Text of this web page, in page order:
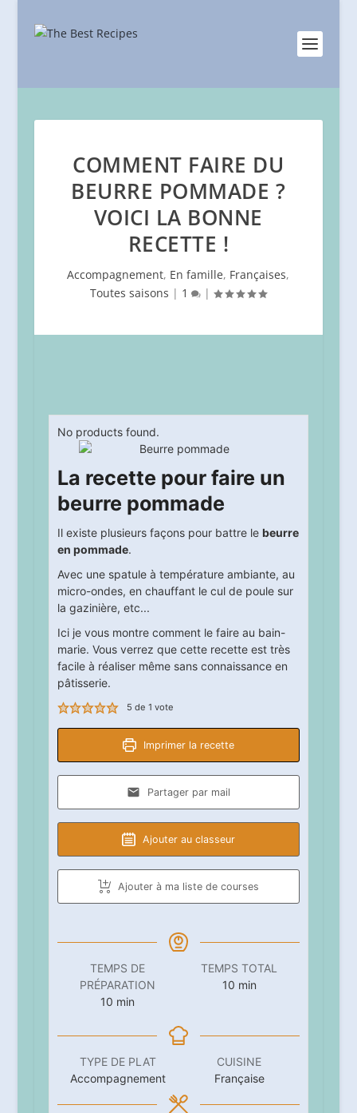
COMMENT FAIRE DU
BEURRE POMMADE ?
VOICI LA BONNE
RECETTE !
Accompagnement, En famille, Françaises,
Toutes saisons | 1 |
No products found.
La recette pour faire un
beurre pommade
Il existe plusieurs façons pour battre le beurre
en pommade.
Avec une spatule à température ambiante, au
micro-ondes, en chauffant le cul de poule sur
la gazinière, etc...
Ici je vous montre comment le faire au bain-
marie. Vous verrez que cette recette est très
facile à réaliser même sans connaissance en
pâtisserie.
5 de 1 vote
Imprimer la recette
Partager par mail
Ajouter au classeur
Ajouter à ma liste de courses
TEMPS DE
PRÉPARATION
10 minutes
min
TEMPS TOTAL
10minutes
min
TYPE DE PLAT
Accompagnement
CUISINE
Française